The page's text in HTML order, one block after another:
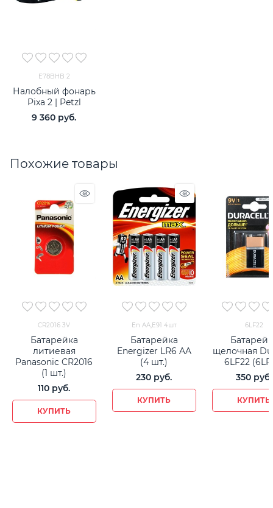
E78BHB 2
Налобный фонарь
Pixa 2 | Petzl
9 360 руб.
Похожие товары
CR2016 3V
Батарейка
литиевая
Panasonic CR2016
(1 шт.)
110 руб.
КУПИТЬ
En AA,E91 4шт
Батарейка
Energizer LR6 AA
(4 шт.)
230 руб.
КУПИТЬ
6LF22
щелочная
6LF22
350 руб.
КУПИТЬ